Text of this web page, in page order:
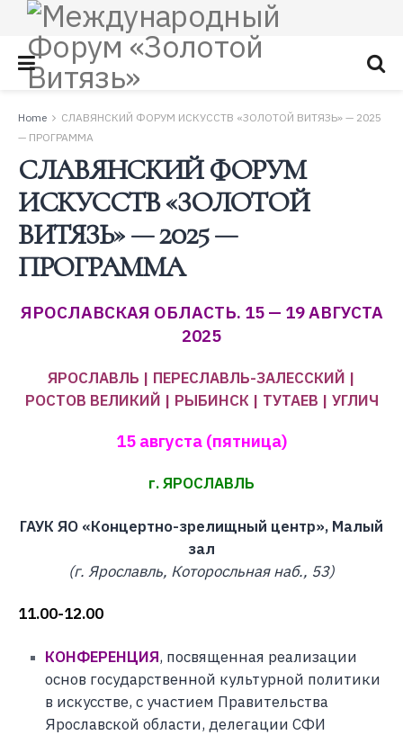
Home
СЛАВЯНСКИЙ ФОРУМ ИСКУССТВ «ЗОЛОТОЙ ВИТЯЗЬ» — 2025
— ПРОГРАММА
СЛАВЯНСКИЙ ФОРУМ
ИСКУССТВ «ЗОЛОТОЙ
ВИТЯЗЬ» — 2025 —
ПРОГРАММА
ЯРОСЛАВСКАЯ ОБЛАСТЬ. 15 — 19АВГУСТА
2025
ЯРОСЛАВЛЬ | ПЕРЕСЛАВЛЬ-ЗАЛЕССКИЙ |
РОСТОВ ВЕЛИКИЙ | РЫБИНСК | ТУТАЕВ | УГЛИЧ
15 августа (пятница)
г. ЯРОСЛАВЛЬ
ГАУК ЯО «Концертно-зрелищный центр», Малый
зал
(г. Ярославль, Которосльная наб., 53)
11.00-12.00
КОНФЕРЕНЦИЯ, посвященная реализации
основ государственной культурной политики
в искусстве, с участием Правительства
Ярославской области, делегации СФИ